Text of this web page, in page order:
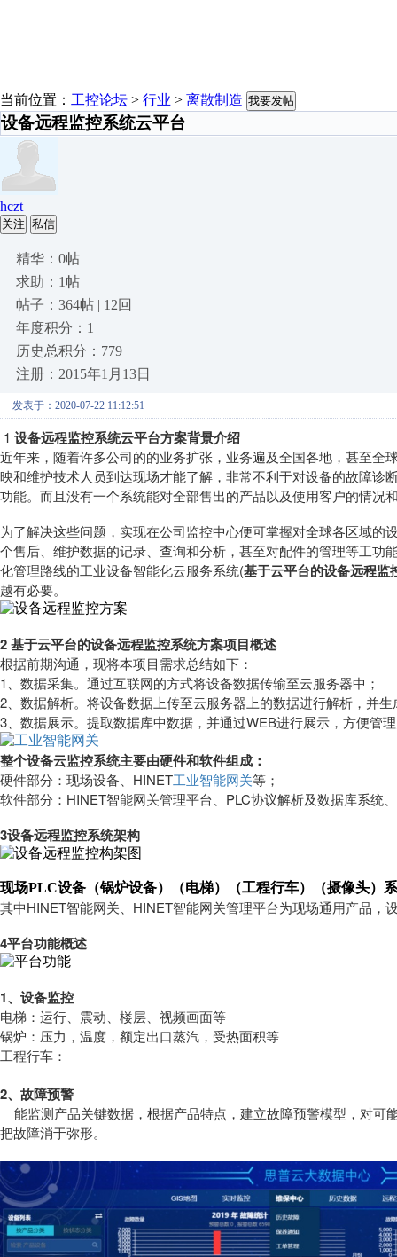
当前位置： 工控论坛 > 行业 > 离散制造 我要发帖
设备远程监控系统云平台
hczt
关注 私信
精华：0帖
求助：1帖
帖子：364帖 | 12回
年度积分：1
历史总积分：779
注册：2015年1月13日
发表于：2020-07-22 11:12:51
1 设备远程监控系统云平台方案背景介绍
近年来，随着许多公司的的业务扩张，业务遍及全国各地，甚至
映和维护技术人员到达现场才能了解，非常不利于对设备的故障
功能。而且没有一个系统能对全部售出的产品以及使用客户的情
为了解决这些问题，实现在公司监控中心便可掌握对全球各区域
个售后、维护数据的记录、查询和分析，甚至对配件的管理等工
化管理路线的工业设备智能化云服务系统(基于云平台的设备远程监
越有必要。
2 基于云平台的设备远程监控系统方案项目概述
根据前期沟通，现将本项目需求总结如下：
1、数据采集。通过互联网的方式将设备数据传输至云服务器中；
2、数据解析。将设备数据上传至云服务器上的数据进行解析，并
3、数据展示。提取数据库中数据，并通过WEB进行展示，方便管
整个设备云监控系统主要由硬件和软件组成：
硬件部分：现场设备、HINET工业智能网关等；
软件部分：HINET智能网关管理平台、PLC协议解析及数据库系统
3设备远程监控系统架构
现场PLC设备（锅炉设备）（电梯）（工程行车）（摄像头）
其中HINET智能网关、HINET智能网关管理平台为现场通用产品
4平台功能概述
1、 设备监控
电梯：运行、震动、楼层、视频画面等
锅炉：压力，温度，额定出口蒸汽，受热面积等
工程行车：
2、故障预警
能监测产品关键数据，根据产品特点，建立故障预警模型，对可
把故障消于弥形。